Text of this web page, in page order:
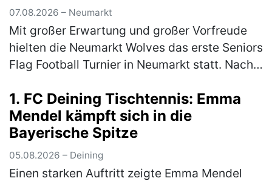
07.08.2026 – Neumarkt
Mit großer Erwartung und großer Vorfreude
hielten die Neumarkt Wolves das erste Seniors
Flag Football Turnier in Neumarkt statt. Nach
Football in Neumarkt. …(mehr)
1. FC Deining Tischtennis: Emma
Mendel kämpft sich in die
Bayerische Spitze
05.08.2026 – Deining
Einen starken Auftritt zeigte Emma Mendel